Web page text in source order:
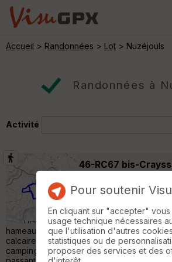
Accueil > Randonnées > Lot > Nuzéjouls
Randonnées à
Activité
46-RC67 bis-
Départ: Crayssac pace
participants à cette
hameau de Calvignac. De beaux chemins
calcaire, au milieu des bois. La rando
camping de Crayssac. 10 participants
Pour soutenir
En cliquant sur "accepter"
usage technique nécessaires
que l'utilisation d'autres
statistiques ou de
proposer des services et des